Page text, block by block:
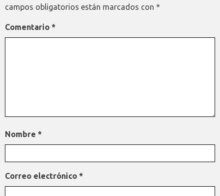
campos obligatorios están marcados con *
Comentario *
Nombre *
Correo electrónico *